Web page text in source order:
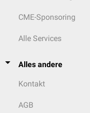
CME-Sponsoring
Alle Services
Alles andere
Kontakt
AGB